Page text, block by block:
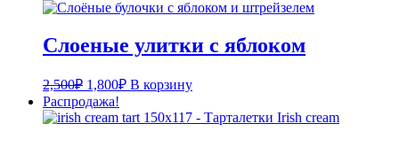
Слоеные улитки с яблоком
2,500₽ 1,800₽ В корзину
Распродажа!